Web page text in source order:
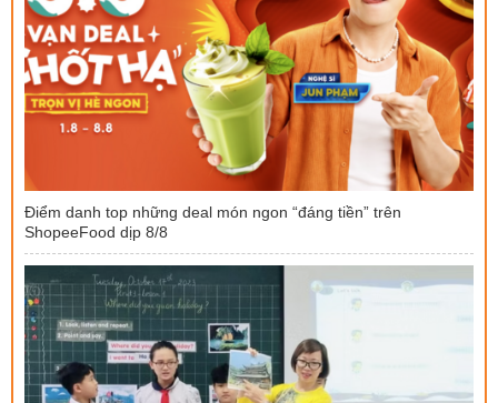
Điểm danh top những deal món ngon “đáng tiền” trên
ShopeeFood dịp 8/8